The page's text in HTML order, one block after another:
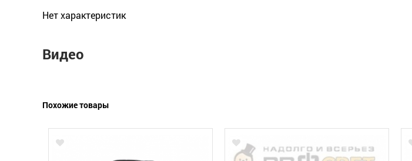
Нет xарактеристик
Видео
Похожие товары